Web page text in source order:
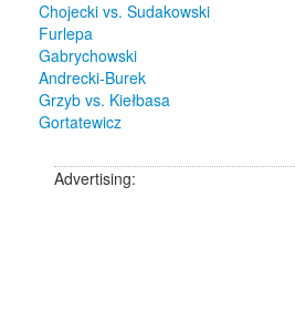
Chojecki vs. Sudakowski
Furlepa
Gabrychowski
Andrecki-Burek
Grzyb vs. Kiełbasa
Gortatewicz
Advertising: